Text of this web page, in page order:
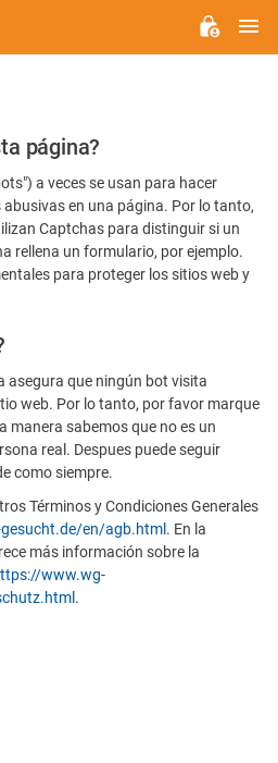
página?
a veces se usan para hacer
en una página. Por lo tanto,
Captchas para distinguir si un
rellena un formulario, por ejemplo.
para proteger los sitios web y
asegura que ningún bot visita
web. Por lo tanto, por favor marque
manera sabemos que no es un
real. Despues puede seguir
como siempre.
Términos y Condiciones Generales
en/agb.html . En la
más información sobre la
www.wg-
.